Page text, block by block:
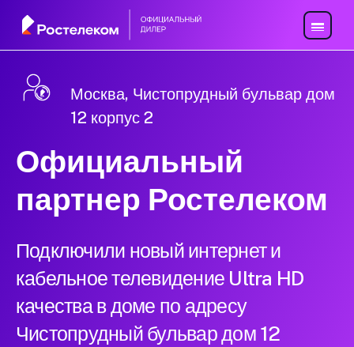
Москва, Чистопрудный бульвар дом
12 корпус 2
Официальный
партнер Ростелеком
Подключили новый интернет и
кабельное телевидение Ultra HD
качества в доме по адресу
Чистопрудный бульвар дом 12